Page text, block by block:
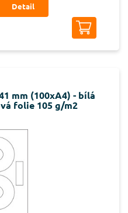
Detail
mm (100xA4) - bílá
folie 105 g/m2